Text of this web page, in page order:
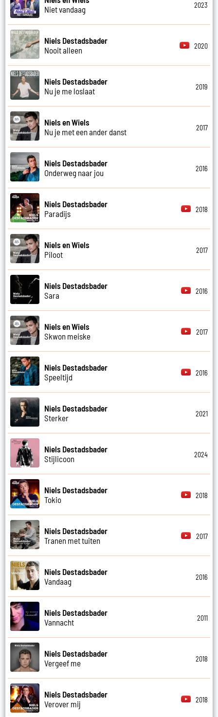
Niet vandaag
2023
Niels Destadsbader
Nooit alleen
2020
Niels Destadsbader
Nu je me loslaat
2019
Niels en Wiels
Nu je met een ander danst
2017
Niels Destadsbader
Onderweg naar jou
2016
Niels Destadsbader
Paradijs
2018
Niels en Wiels
Piloot
2017
Niels Destadsbader
Sara
2016
Niels en Wiels
Skwon meiske
2017
Niels Destadsbader
Speeltijd
2016
Niels Destadsbader
Sterker
2021
Niels Destadsbader
Stijlicoon
2024
Niels Destadsbader
Tokio
2018
Niels Destadsbader
Tranen met tuiten
2017
Niels Destadsbader
Vandaag
2016
Niels Destadsbader
Vannacht
2011
Niels Destadsbader
Vergeef me
2018
Niels Destadsbader
Verover mij
2018